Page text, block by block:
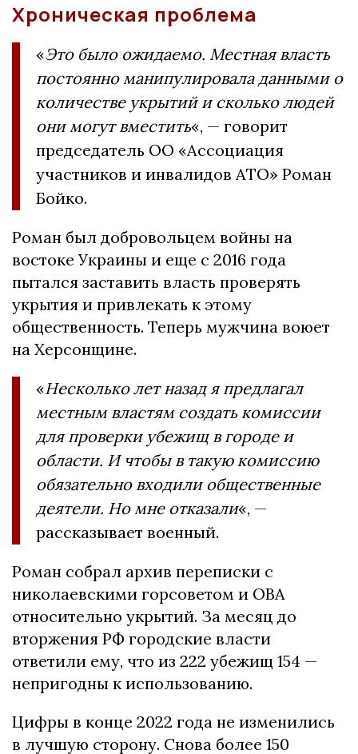
Хроническая проблема
«Это было ожидаемо. Местная власть
постоянно манипулировала данными о
количестве укрытий и сколько людей
они могут вместить«, — говорит
председатель ОО «Ассоциация
участников и инвалидов АТО» Роман
Бойко.
Роман был добровольцем войны на
востоке Украины и еще с 2016 года
пытался заставить власть проверять
укрытия и привлекать к этому
общественность. Теперь мужчина воюет
на Херсонщине.
«Несколько лет назад я предлагал
местным властям создать комиссии
для проверки убежищ в городе и
области. И чтобы в такую комиссию
обязательно входили общественные
деятели. Но мне отказали«, —
рассказывает военный.
Роман собрал архив переписки с
николаевскими горсоветом и ОВА
относительно укрытий. За месяц до
вторжения РФ городские власти
ответили ему, что из 222 убежищ 154 —
непригодны к использованию.
Цифры в конце 2022 года не изменились
в лучшую сторону. Снова более 150